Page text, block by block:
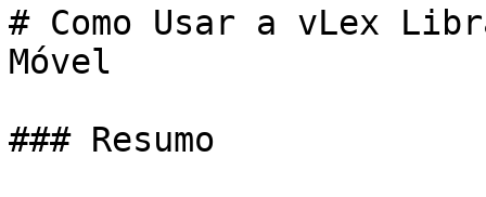
# Como Usar a vLex
Móvel
### Resumo